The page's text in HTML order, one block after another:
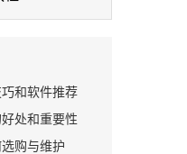
和软件推荐
处和重要性
购与维护